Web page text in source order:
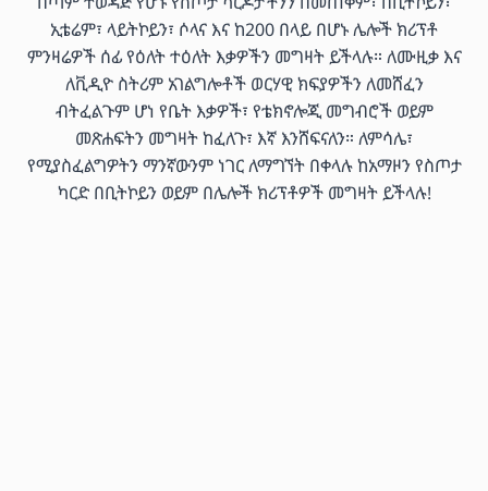
ኢቴሬም፣ ላይትኮይን፣ ሶላና እና ከ200 በላይ በሆኑ ሌሎች ክሪፕቶ
ምንዛሬዎች ሰፊ የዕለት ተዕለት እቃዎችን መግዛት ይችላሉ። ለሙዚቃ እና
ለቪዲዮ ስትሪም አገልግሎቶች ወርሃዊ ክፍያዎችን ለመሸፈን
ብትፈልጉም ሆነ የቤት እቃዎች፣ የቴክኖሎጂ መግብሮች ወይም
መጽሐፍትን መግዛት ከፈለጉ፣ እኛ እንሸፍናለን። ለምሳሌ፣
የሚያስፈልግዎትን ማንኛውንም ነገር ለማግኘት በቀላሉ ከአማዞን የስጦታ
ካርድ በቢትኮይን ወይም በሌሎች ክሪፕቶዎች መግዛት ይችላሉ!